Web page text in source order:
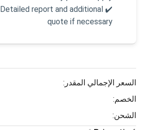
✔️ Detailed report and additional
quote if necessary
السعر الإجمالي المقدر:
الخصم:
الشحن: